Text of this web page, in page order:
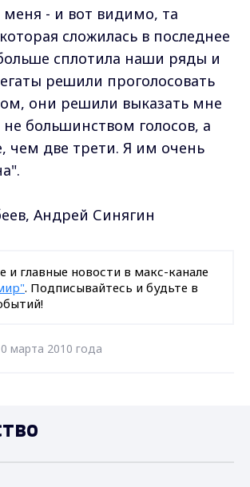
меня - и вот видимо, та
сложилась в последнее
сплотила наши ряды и
решили проголосовать
они решили выказать мне
большинством голосов, а
чем две трети. Я им очень
Андрей Синягин
и главные новости в макс-канале
. Подписывайтесь и будьте в
марта 2010 года